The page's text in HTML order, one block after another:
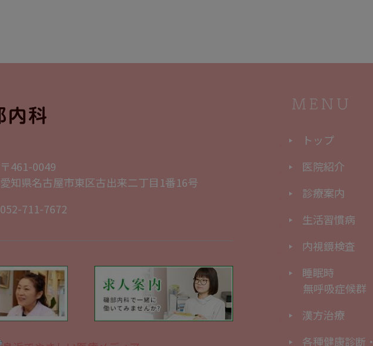
〒461-0049
愛知県名古屋市東区古出来二丁目1番16号
052-711-7672
トップ
医院紹介
診療案内
生活習慣病
内視鏡検査
睡眠時
無呼吸症候群
漢方治療
各種健康診断・